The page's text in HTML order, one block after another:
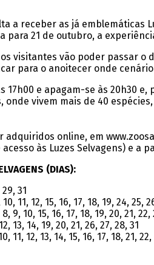
a receber as já emblemáticas
para 21 de outubro, a
visitantes vão poder passar
para o anoitecer onde
17h00 e apagam-se às 20h30
onde vivem mais de 40
adquiridos online, em
às Luzes Selvagens) e
(DIAS):
31
11, 12, 15, 16, 17, 18, 19, 24, 25,
9, 10, 15, 16, 17, 18, 19, 20, 21,
13, 14, 19, 20, 21, 26, 27, 28, 31
11, 12, 13, 14, 15, 16, 17, 18, 21,